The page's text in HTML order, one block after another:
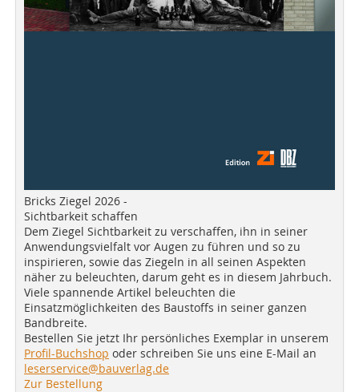
Bricks Ziegel 2026 -
Sichtbarkeit schaffen
Dem Ziegel Sichtbarkeit zu verschaffen, ihn in seiner
Anwendungsvielfalt vor Augen zu führen und so zu
inspirieren, sowie das Ziegeln in all seinen Aspekten
näher zu beleuchten, darum geht es in diesem Jahrbuch.
Viele spannende Artikel beleuchten die
Einsatzmöglichkeiten des Baustoffs in seiner ganzen
Bandbreite.
Bestellen Sie jetzt Ihr persönliches Exemplar in unserem
Profil-Buchshop oder schreiben Sie uns eine E-Mail an
leserservice@bauverlag.de
Zur Bestellung